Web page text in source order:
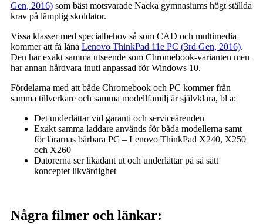
Gen, 2016)som bäst motsvarade Nacka gymnasiums högt ställda
krav på lämplig skoldator.
Vissa klasser med specialbehov så som CAD och multimedia
kommer att få låna Lenovo ThinkPad 11e PC (3rd Gen, 2016).
Den har exakt samma utseende som Chromebook-varianten men
har annan hårdvara inuti anpassad för Windows 10.
Fördelarna med att både Chromebook och PC kommer från
samma tillverkare och samma modellfamilj är självklara, bl a:
Det underlättar vid garanti och serviceärenden
Exakt samma laddare används för båda modellerna samt
för lärarnas bärbara PC – Lenovo ThinkPad X240, X250
och X260
Datorerna ser likadant ut och underlättar på så sätt
konceptet likvärdighet
Några filmer och länkar: